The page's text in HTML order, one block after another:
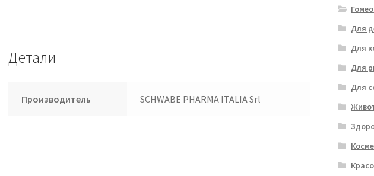
Детали
Производитель SCHWABE PHARMA ITALIA Srl
Для
Для
Для
Для